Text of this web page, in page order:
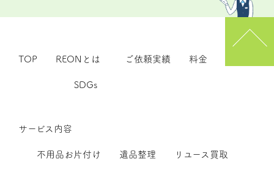
TOP REONとは
SDGs
ご依頼実績 料金
サービス内容
不用品お片付け 遺品整理 リユース買取